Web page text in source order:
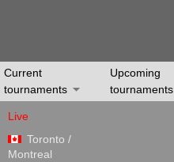
Current
tournaments
Upcoming
tournaments
Live
Toronto /
Montreal